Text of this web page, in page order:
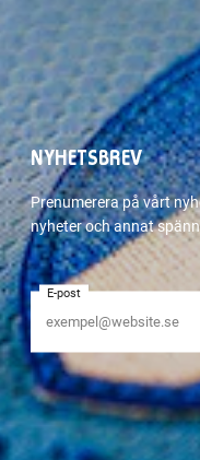
NYHETSBREV
Prenumerera på vårt
nyheter och annat
E-post